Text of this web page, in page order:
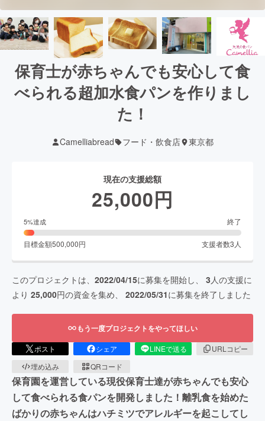
保育士が赤ちゃんでも安心して食
べられる超加水食パンを作りまし
た！
Camelliabread フード・飲食店 東京都
現在の支援総額
25,000円
5%達成 終了
目標金額500,000円 支援者数3人
このプロジェクトは、 2022/04/15に募集を開始し、 3人の支援に
より 25,000円の資金を集め、 2022/05/31に募集を終了しました
もう一度プロジェクトをやってほしい
ポスト シェア LINEで送る
URLコピー
埋め込み
QRコード
保育園を運営している現役保育士達が赤ちゃんでも安心
して食べられる食パンを開発しました！離乳食を始めた
ばかりの赤ちゃんはハチミツでアレルギーを起こしてし